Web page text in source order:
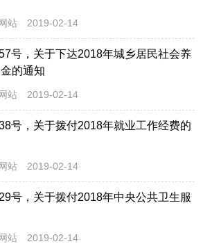
站 2019-02-14
号，关于下达2018年城乡居民社会养
的通知
站 2019-02-14
号，关于拨付2018年就业工作经费的
站 2019-02-14
号，关于拨付2018年中央公共卫生服
站 2019-02-14